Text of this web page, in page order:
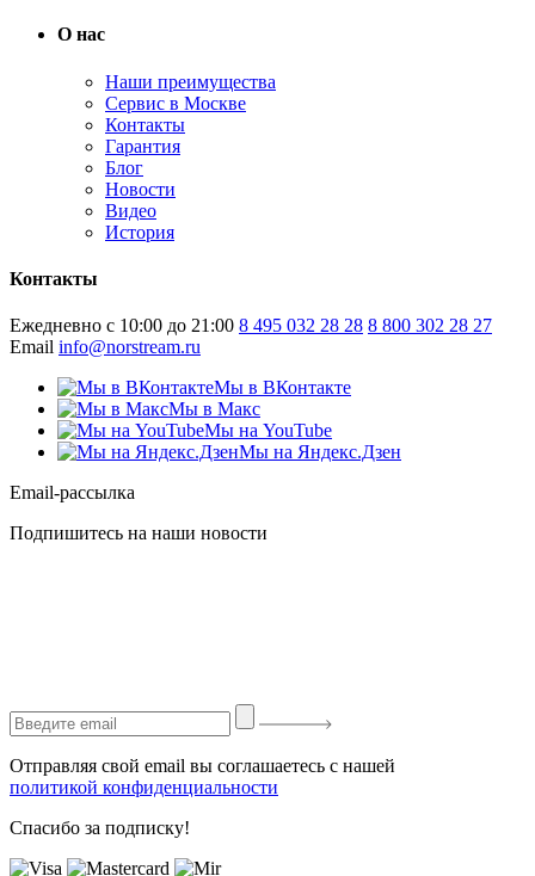
О нас
Наши преимущества
Сервис в Москве
Контакты
Гарантия
Блог
Новости
Видео
История
Контакты
Ежедневно с 10:00 до 21:00 8 495 032 28 28 8 800 302 28 27
Email info@norstream.ru
Мы в ВКонтакте
Мы в Макс
Мы на YouTube
Мы на Яндекс.Дзен
Email-рассылка
Подпишитесь на наши новости
Отправляя свой email вы соглашаетесь с нашей
политикой конфиденциальности
Спасибо за подписку!